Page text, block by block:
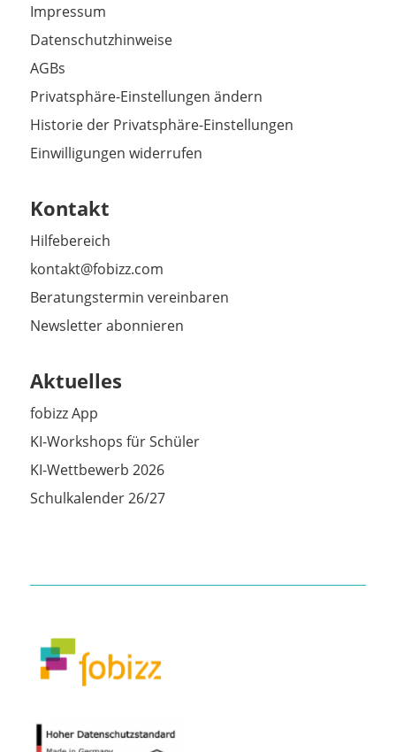
Impressum
Datenschutzhinweise
AGBs
Privatsphäre-Einstellungen ändern
Historie der Privatsphäre-Einstellungen
Einwilligungen widerrufen
Kontakt
Hilfebereich
kontakt@fobizz.com
Beratungstermin vereinbaren
Newsletter abonnieren
Aktuelles
fobizz App
KI-Workshops für Schüler
KI-Wettbewerb 2026
Schulkalender 26/27